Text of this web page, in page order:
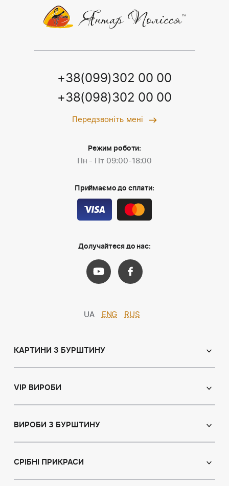
+38(099)302 00 00
+38(098)302 00 00
Передзвоніть мені
Режим роботи:
Пн - Пт 09:00-18:00
Приймаємо до сплати:
Долучайтеся до нас:
UA ENG RUS
КАРТИНИ З БУРШТИНУ
Іменні ікони
Натюрморт
Мисливська тема
VIP ВИРОБИ
Ікони з пластин
ВИРОБИ З БУРШТИНУ
Браслети
СРІБНІ ПРИКРАСИ